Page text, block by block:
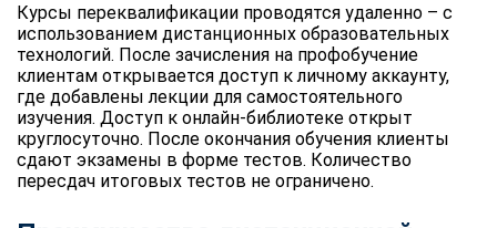
Курсы переквалификации проводятся удаленно – с
использованием дистанционных образовательных
технологий. После зачисления на профобучение
клиентам открывается доступ к личному аккаунту,
где добавлены лекции для самостоятельного
изучения. Доступ к онлайн-библиотеке открыт
круглосуточно. После окончания обучения клиенты
сдают экзамены в форме тестов. Количество
пересдач итоговых тестов не ограничено.